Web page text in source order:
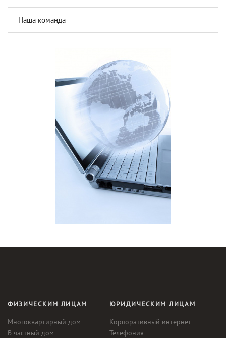
Наша команда
ФИЗИЧЕСКИМ ЛИЦАМ
Многоквартирный дом
В частный дом
ЮРИДИЧЕСКИМ ЛИЦАМ
Корпоративный интернет
Телефония